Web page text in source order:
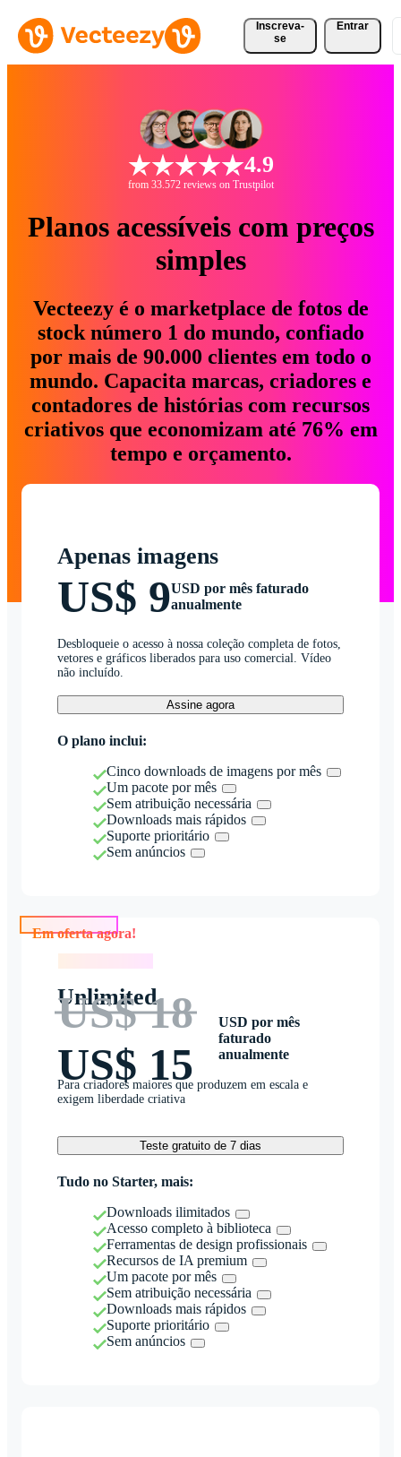
Inscreva-
se
Entrar
4.9
from 33.572 reviews on Trustpilot
Planos acessíveis com preços
simples
Vecteezy é o marketplace de fotos de
stock número 1 do mundo, confiado
por mais de 90.000 clientes em todo o
mundo. Capacita marcas, criadores e
contadores de histórias com recursos
criativos que economizam até 76% em
tempo e orçamento.
Apenas imagens
US$ 9USD por mês faturado
anualmente
Desbloqueie o acesso à nossa coleção completa de fotos,
vetores e gráficos liberados para uso comercial. Vídeo
não incluído.
Assine agora
O plano inclui:
Cinco downloads de imagens por mês
Um pacote por mês
Sem atribuição necessária
Downloads mais rápidos
Suporte prioritário
Sem anúncios
Unlimited
US$ 18
US$ 15
USD por mês
faturado
anualmente
Para criadores maiores que produzem em escala e
exigem liberdade criativa
Teste gratuito de 7 dias
Tudo no Starter, mais:
Downloads ilimitados
Acesso completo à biblioteca
Ferramentas de design profissionais
Recursos de IA premium
Um pacote por mês
Sem atribuição necessária
Downloads mais rápidos
Suporte prioritário
Sem anúncios